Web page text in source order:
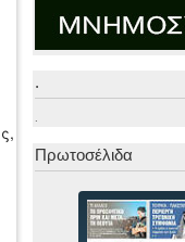
.
.
Πρωτοσέλιδα